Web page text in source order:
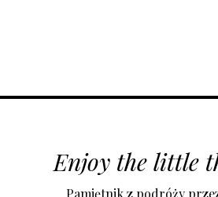
Enjoy the little
Pamiętnik z podróży